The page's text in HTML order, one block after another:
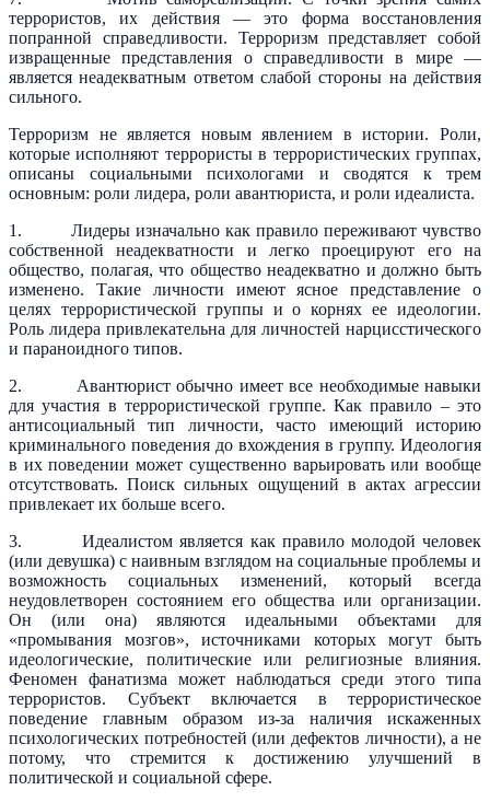
террористов, их действия — это форма восстановления
попранной справедливости. Терроризм представляет собой
извращенные представления о справедливости в мире —
является неадекватным ответом слабой стороны на действия
сильного.
Терроризм не является новым явлением в истории. Роли,
которые исполняют террористы в террористических группах,
описаны социальными психологами и сводятся к трем
основным: роли лидера, роли авантюриста, и роли идеалиста.
1. Лидеры изначально как правило переживают чувство
собственной неадекватности и легко проецируют его на
общество, полагая, что общество неадекватно и должно быть
изменено. Такие личности имеют ясное представление о
целях террористической группы и о корнях ее идеологии.
Роль лидера привлекательна для личностей нарцисстического
и параноидного типов.
2. Авантюрист обычно имеет все необходимые навыки
для участия в террористической группе. Как правило – это
антисоциальный тип личности, часто имеющий историю
криминального поведения до вхождения в группу. Идеология
в их поведении может существенно варьировать или вообще
отсутствовать. Поиск сильных ощущений в актах агрессии
привлекает их больше всего.
3. Идеалистом является как правило молодой человек
(или девушка) с наивным взглядом на социальные проблемы и
возможность социальных изменений, который всегда
неудовлетворен состоянием его общества или организации.
Он (или она) являются идеальными объектами для
«промывания мозгов», источниками которых могут быть
идеологические, политические или религиозные влияния.
Феномен фанатизма может наблюдаться среди этого типа
террористов. Субъект включается в террористическое
поведение главным образом из-за наличия искаженных
психологических потребностей (или дефектов личности), а не
потому, что стремится к достижению улучшений в
политической и социальной сфере.